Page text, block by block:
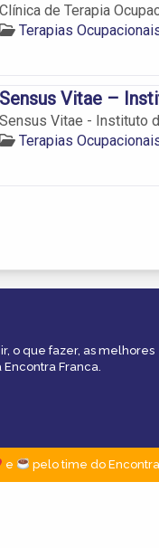
Clínica de Terapia
Terapias
Sensus Vitae –
Sensus Vitae - Instituto
Terapias
o que fazer, as melhores
Franca.
e pelo time do